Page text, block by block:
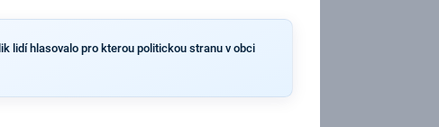
lidí hlasovalo pro kterou politickou stranu v obci